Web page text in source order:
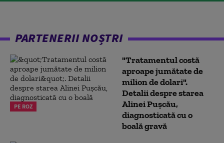
PARTENERII NOȘTRI
PE ROZ
"Tratamentul costă
aproape jumătate de
milion de dolari".
Detalii despre starea
Alinei Pușcău,
diagnosticată cu o
boală gravă